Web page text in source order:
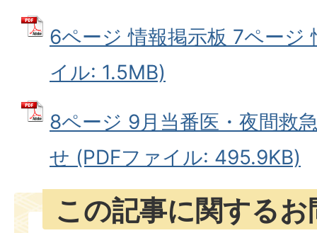
6ページ 情報掲示板 7ページ
イル: 1.5MB)
8ページ 9月当番医・夜間救
せ (PDFファイル: 495.9KB)
この記事に関する